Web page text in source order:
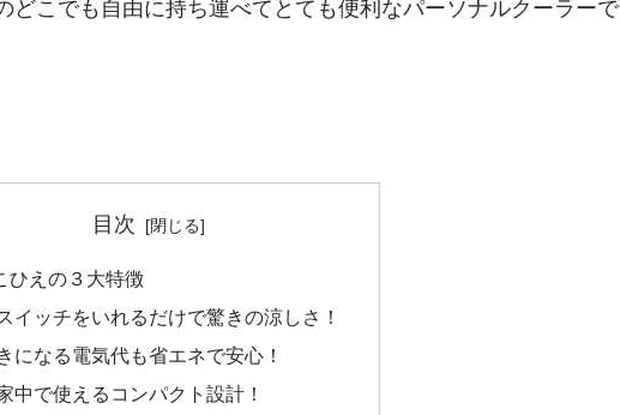
どこでも自由に持ち運べてとても便利なパーソナルクーラーで
目次
ひえの３大特徴
イッチをいれるだけで驚きの涼しさ！
になる電気代も省エネで安心！
中で使えるコンパクト設計！